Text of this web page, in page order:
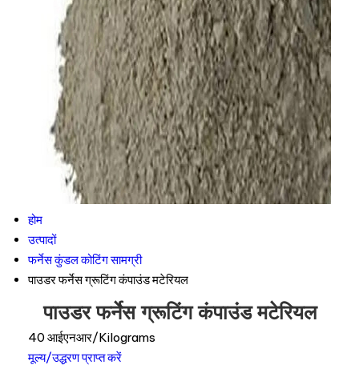
होम
उत्पादों
फर्नेस कुंडल कोटिंग सामग्री
पाउडर फर्नेस ग्रूटिंग कंपाउंड मटेरियल
पाउडर फर्नेस ग्रूटिंग कंपाउंड मटेरियल
40 आईएनआर/Kilograms
मूल्य/उद्धरण प्राप्त करें